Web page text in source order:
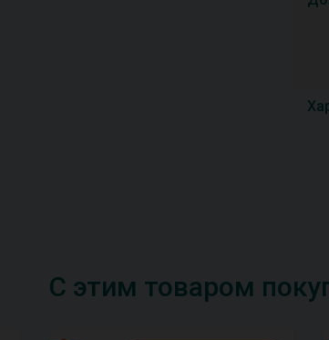
С этим товаром